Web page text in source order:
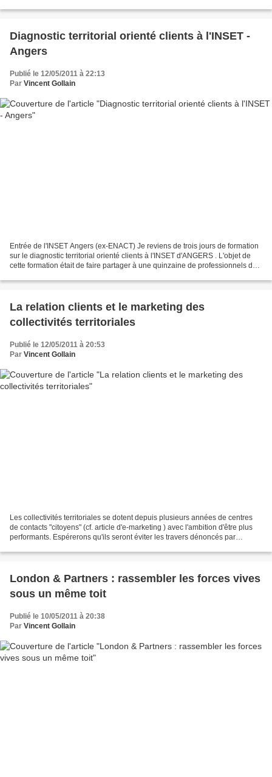
Diagnostic territorial orienté clients à l'INSET -
Angers
Publié le 12/05/2011 à 22:13
Par Vincent Gollain
Entrée de l'INSET Angers (ex-ENACT) Je reviens de trois jours de formation
sur le diagnostic territorial orienté clients à l'INSET d'ANGERS . L'objet de
cette formation était de faire partager à une quinzaine de professionnels du
La relation clients et le marketing des
collectivités territoriales
Publié le 12/05/2011 à 20:53
Par Vincent Gollain
Les collectivités territoriales se dotent depuis plusieurs années de centres
de contacts "citoyens" (cf. article d'e-marketing ) avec l'ambition d'être plus
performants. Espérerons qu'ils seront éviter les travers dénoncés par
London & Partners : rassembler les forces vives
sous un même toit
Publié le 10/05/2011 à 20:38
Par Vincent Gollain